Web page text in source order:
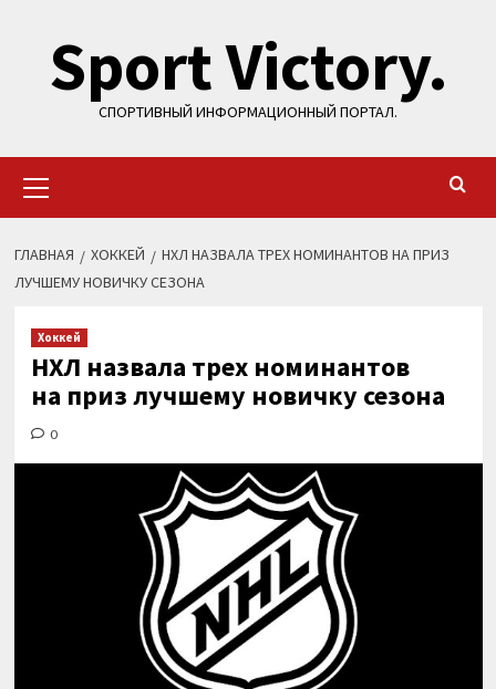
содержимому
Sport Victory.
СПОРТИВНЫЙ ИНФОРМАЦИОННЫЙ ПОРТАЛ.
меню
ГЛАВНАЯ ХОККЕЙ
НХЛ НАЗВАЛА ТРЕХ НОМИНАНТОВ НА ПРИЗ
ЛУЧШЕМУ НОВИЧКУ СЕЗОНА
Хоккей
НХЛ назвала трех номинантов
на приз лучшему новичку сезона
0